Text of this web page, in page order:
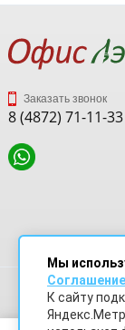
Заказать звонок
8 (4872) 71-11-33
Мы
К сайту